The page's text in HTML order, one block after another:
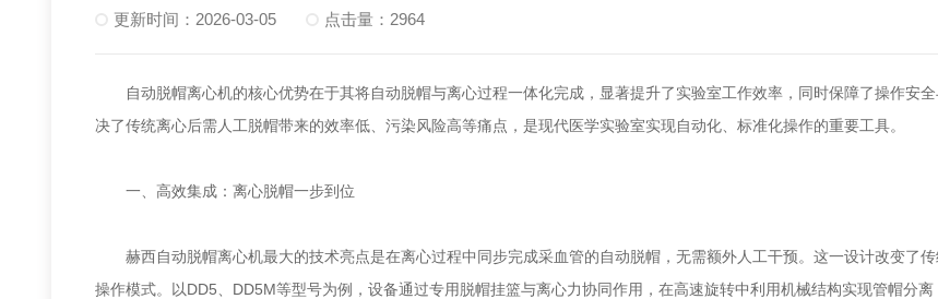
更新时间：2026-03-05 点击量：2964
自动脱帽离心机的核心优势在于其将‌自动脱帽与离心过程一体化完成‌，显著提升了实验室工作效率，同时保障了操作安
决了传统离心后需人工脱帽带来的效率低、污染风险高等痛点，是现代医学实验室实现自动化、标准化操作的重要工具。
一、高效集成：离心脱帽一步到位
赫西自动脱帽离心机最大的技术亮点是‌在离心过程中同步完成采血管的自动脱帽‌，无需额外人工干预。这一设计改变了
操作模式。以DD5、DD5M等型号为例，设备通过专用脱帽挂篮与离心力协同作用，在高速旋转中利用机械结构实现管帽分